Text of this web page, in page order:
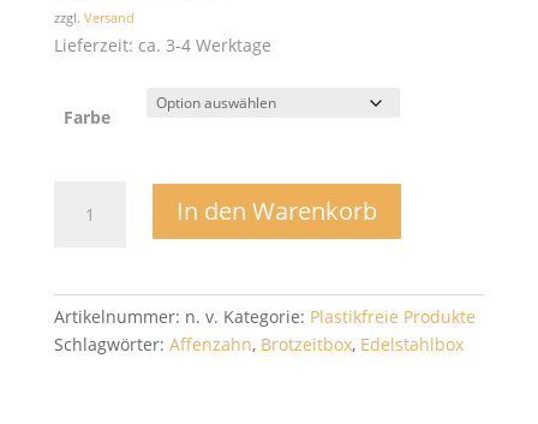
zzgl. Versand
Lieferzeit: ca. 3-4 Werktage
Farbe
Edelstahl
In den Warenkorb
Artikelnummer: n. v. Kategorie: Plastikfreie Produkte
Schlagwörter: Affenzahn, Brotzeitbox, Edelstahlbox